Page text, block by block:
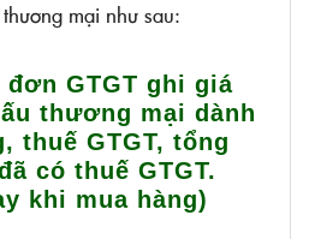
mại như sau:
đơn GTGT ghi giá
thương mại dành
thuế GTGT, tổng
có thuế GTGT.
khi mua hàng)